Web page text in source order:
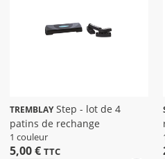
TREMBLAYStep - lot de 4
patins de rechange
1 couleur
5,00 € TTC